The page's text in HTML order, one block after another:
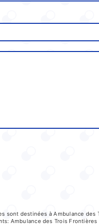
sont destinées à Ambulance des
Ambulance des Trois Frontières